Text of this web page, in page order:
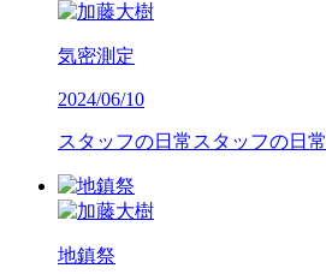
気密測定
2024/06/10
スタッフの日常 スタッフの日常
地鎮祭